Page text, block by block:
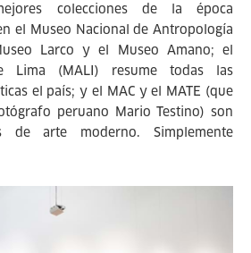
colecciones de la época
el Museo Nacional de Antropología
Larco y el Museo Amano; el
Lima (MALI) resume todas las
el país; y el MAC y el MATE (que
peruano Mario Testino) son
de arte moderno. Simplemente